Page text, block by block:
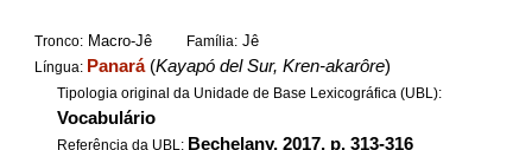
Tronco: Macro-Jê Família: Jê
Língua: Panará(Kayapó del Sur, Kren-akarôre)
Tipologia original da Unidade de Base Lexicográfica (UBL):
Vocabulário
Referência da UBL: Bechelany, 2017, p. 313-316